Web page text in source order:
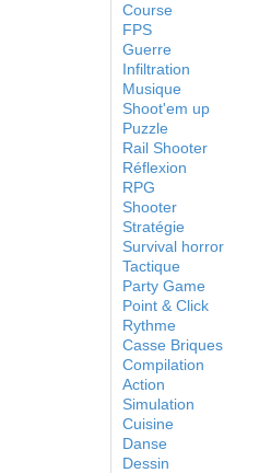
Course
FPS
Guerre
Infiltration
Musique
Shoot'em up
Puzzle
Rail Shooter
Réflexion
RPG
Shooter
Stratégie
Survival horror
Tactique
Party Game
Point & Click
Rythme
Casse Briques
Compilation
Action
Simulation
Cuisine
Danse
Dessin